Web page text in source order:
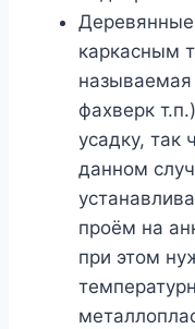
каркасным
называемая
фахверк
усадку, так
данном
проём на
при этом